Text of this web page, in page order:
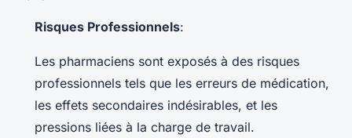
Risques Professionnels:
Les pharmaciens sont exposés à des risques
professionnels tels que les erreurs de médication,
les effets secondaires indésirables, et les
pressions liées à la charge de travail.